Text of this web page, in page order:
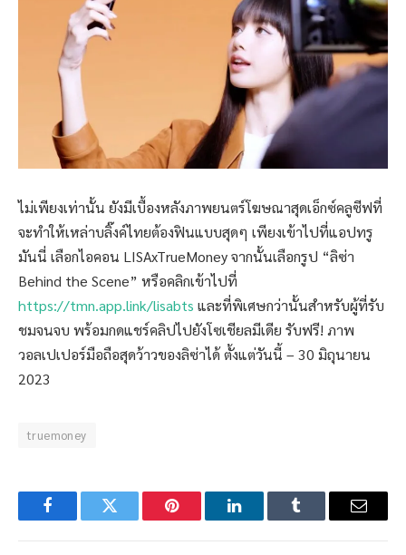
ไม่เพียงเท่านั้น ยังมีเบื้องหลังภาพยนตร์โฆษณาสุดเอ็กซ์คลูซีฟที่
จะทำให้เหล่าบลิ๊งค์ไทยต้องฟินแบบสุดๆ เพียงเข้าไปที่แอปทรู
มันนี่ เลือกไอคอน LISAxTrueMoney จากนั้นเลือกรูป “ลิซ่า
Behind the Scene” หรือคลิกเข้าไปที่
https://tmn.app.link/lisabts และที่พิเศษกว่านั้นสำหรับผู้ที่รับ
ชมจนจบ พร้อมกดแชร์คลิปไปยังโซเชียลมีเดีย รับฟรี! ภาพ
วอลเปเปอร์มือถือสุดว้าวของลิซ่าได้ ตั้งแต่วันนี้ – 30 มิถุนายน
2023
truemoney
FacebookTwitter Pinterest LinkedInTumblr Email